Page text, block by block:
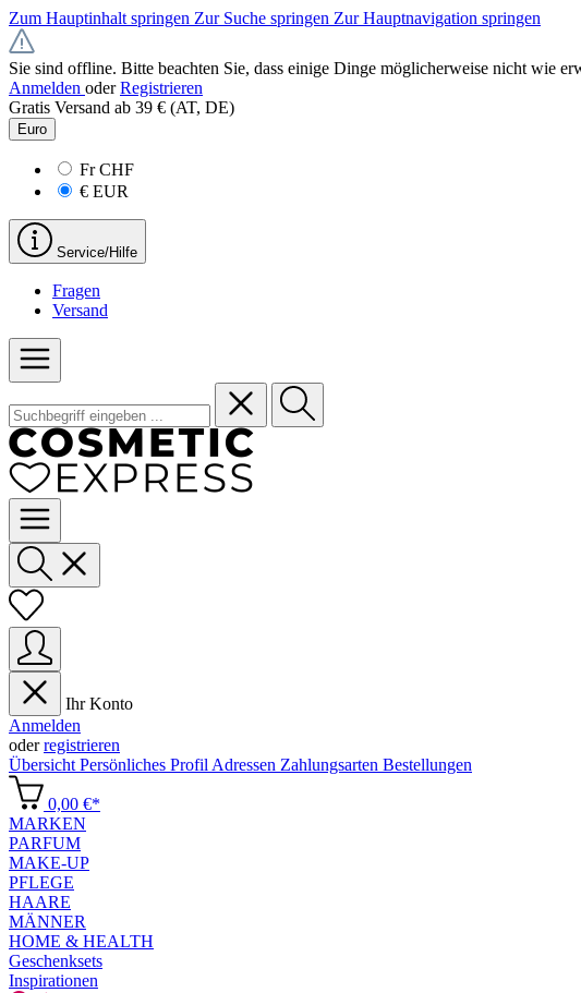
Zum Hauptinhalt springen Zur Suche springen Zur Hauptnavigation springen
Sie sind offline. Bitte beachten Sie, dass einige Dinge möglicherweise nicht wie
Anmelden oder Registrieren
Gratis Versand ab 39 € (AT, DE)
Euro
FrCHF
€ EUR
Service/Hilfe
Fragen
Versand
Ihr Konto
Anmelden
oderregistrieren
Übersicht Persönliches Profil Adressen Zahlungsarten Bestellungen
0,00 €*
MARKEN
PARFUM
MAKE-UP
PFLEGE
HAARE
MÄNNER
HOME & HEALTH
Geschenksets
Inspirationen